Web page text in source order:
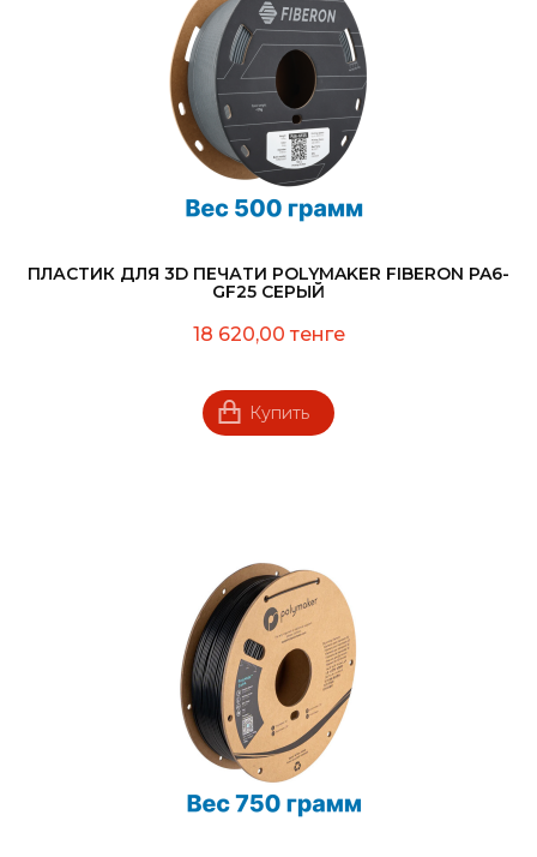
ПЛАСТИК ДЛЯ 3D ПЕЧАТИ POLYMAKER FIBERON PA6-
GF25 СЕРЫЙ
18 620,00 тенге
Купить